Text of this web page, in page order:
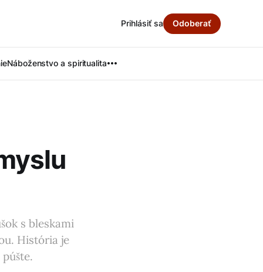
Náboženstvo a spiritualita
Prihlásiť sa Odoberať
s bleskami
História je